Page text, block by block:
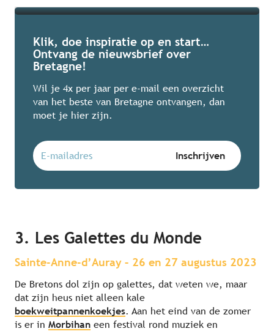
Klik, doe inspiratie op en start…
Ontvang de nieuwsbrief over
Bretagne!
Wil je 4x per jaar per e-mail een overzicht
van het beste van Bretagne ontvangen, dan
moet je hier zijn.
3. Les Galettes du Monde
Sainte-Anne-d’Auray – 26 en 27 augustus 2023
De Bretons dol zijn op galettes, dat weten we, maar
dat zijn heus niet alleen kale
boekweitpannenkoekjes. Aan het eind van de zomer
is er in Morbihan een festival rond muziek en